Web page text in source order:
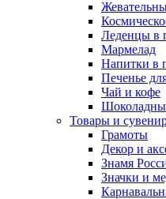
Леденцы в
Мармелад
Напитки в
Печенье
Чай и кофе
Товары и
Грамоты
Декор и
Знамя
Значки и